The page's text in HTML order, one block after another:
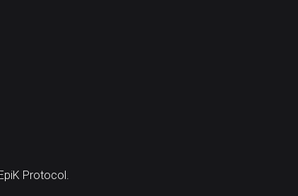
Protocol.